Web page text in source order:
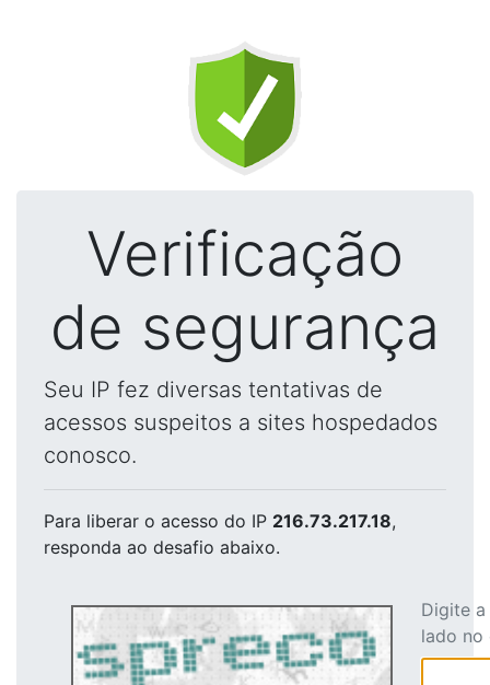
Verificação
de segurança
Seu IP fez diversas tentativas de
acessos suspeitos a sites hospedados
conosco.
Para liberar o acesso do IP 216.73.217.18,
responda ao desafio abaixo.
Digite
lado no